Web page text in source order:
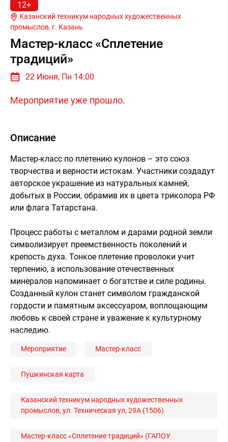
12+
промыслов, г. Казань
Мастер-класс «Сплетение
традиций»
22 Июня, Пн 14:00
Мероприятие уже прошло.
Описание
Мастер-класс по плетению кулонов – это союз
творчества и верности истокам. Участники создадут
авторское украшение из натуральных камней,
добытых в России, обрамив их в цвета триколора РФ
или флага Татарстана.
Процесс работы с металлом и дарами родной земли
символизирует преемственность поколений и
крепость духа. Тонкое плетение проволоки учит
терпению, а использование отечественных
минералов напоминает о богатстве и силе родины.
Созданный кулон станет символом гражданской
гордости и памятным аксессуаром, воплощающим
любовь к своей стране и уважение к культурному
наследию.
Мероприятие Мастер-класс
Пушкинская карта
Казанский техникум народных художественных
промыслов, ул. Техническая ул, 29А (1506)
Мастер-класс «Сплетение традиций» (ГАПОУ